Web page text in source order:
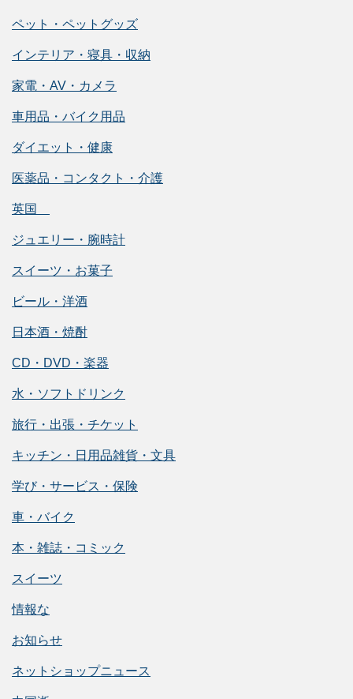
ペット・ペットグッズ
インテリア・寝具・収納
家電・AV・カメラ
車用品・バイク用品
ダイエット・健康
医薬品・コンタクト・介護
英国
ジュエリー・腕時計
スイーツ・お菓子
ビール・洋酒
日本酒・焼酎
CD・DVD・楽器
水・ソフトドリンク
旅行・出張・チケット
キッチン・日用品雑貨・文具
学び・サービス・保険
車・バイク
本・雑誌・コミック
スイーツ
情報な
お知らせ
ネットショップニュース